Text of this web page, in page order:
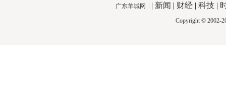
广东羊城网 | 新闻 | 财经 | 科技 |
Copyright © 2002-